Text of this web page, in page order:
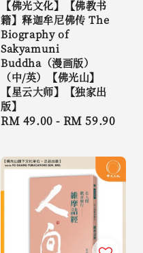
【佛光文化】【佛教书
籍】释迦牟尼佛传 The
Biography of
Sakyamuni
Buddha（漫画版）
（中/英）【佛光山】
【星云大师】【独家出
版】
Regular
RM 49.00 - RM 59.90